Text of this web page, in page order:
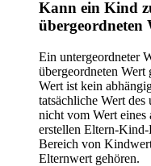
Kann ein Kind
übergeordneten
Ein untergeordneter
übergeordneten Wert
Wert ist kein
tatsächliche Wert des
nicht vom Wert eines
erstellen Eltern-
Bereich von
Elternwert gehören.